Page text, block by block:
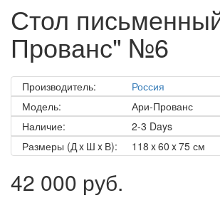
Стол
Прованс" №6
Производитель:
Россия
Модель:
Ари-Прованс
Наличие:
2-3 Days
Размеры (Д x Ш x В):
118 x 60 x 75 см
42 000 руб.